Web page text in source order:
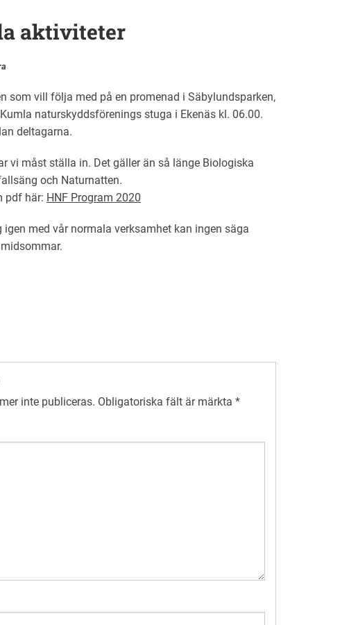
aktiviteter
som vill följa med på en promenad i Säbylundsparken,
naturskyddsförenings stuga i Ekenäs kl. 06.00.
deltagarna.
vi måst ställa in. Det gäller än så länge Biologiska
och Naturnatten.
pdf här: HNF Program 2020
med vår normala verksamhet kan ingen säga
inte publiceras. Obligatoriska fält är märkta *